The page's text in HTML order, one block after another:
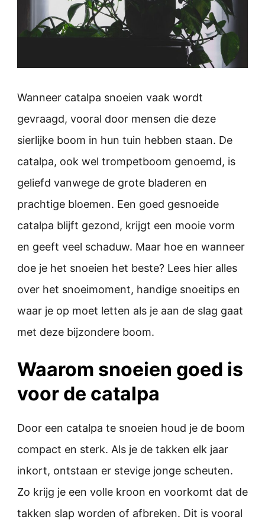
Wanneer catalpa snoeien vaak wordt
gevraagd, vooral door mensen die deze
sierlijke boom in hun tuin hebben staan. De
catalpa, ook wel trompetboom genoemd, is
geliefd vanwege de grote bladeren en
prachtige bloemen. Een goed gesnoeide
catalpa blijft gezond, krijgt een mooie vorm
en geeft veel schaduw. Maar hoe en wanneer
doe je het snoeien het beste? Lees hier alles
over het snoeimoment, handige snoeitips en
waar je op moet letten als je aan de slag gaat
met deze bijzondere boom.
Waarom snoeien goed is
voor de catalpa
Door een catalpa te snoeien houd je de boom
compact en sterk. Als je de takken elk jaar
inkort, ontstaan er stevige jonge scheuten.
Zo krijg je een volle kroon en voorkomt dat de
takken slap worden of afbreken. Dit is vooral